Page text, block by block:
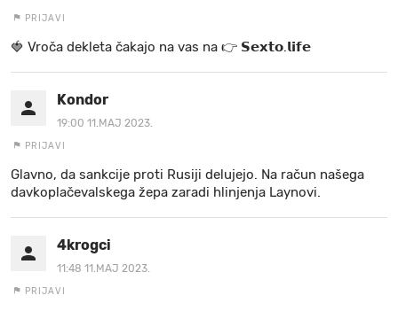
PRIJAVI
🍓 V r o č a d e k l e t a ča k a jo na va s n a 👉 𝗦𝗲𝘅𝘁𝗼.𝗹𝗶𝗳𝗲
Kondor
19:00 11.MAJ 2023.
PRIJAVI
Glavno, da sankcije proti Rusiji delujejo. Na račun našega
davkoplačevalskega žepa zaradi hlinjenja Laynovi.
4krogci
11:48 11.MAJ 2023.
PRIJAVI